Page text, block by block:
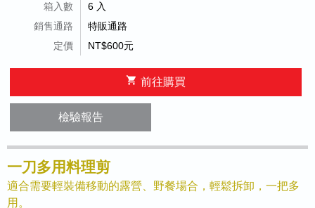
箱入數
6 入
銷售通路
特販通路
定價
NT$600元
shopping_cart 前往購買
檢驗報告
一刀多用料理剪
適合需要輕裝備移動的露營、野餐場合，輕鬆拆卸，一把多
用。